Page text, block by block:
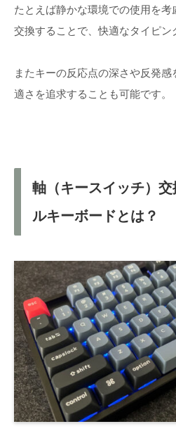
たとえば静かな環境での使用を
交換することで、快適なタイピン
またキーの反応点の深さや反発
適さを追求することも可能です。
軸（キースイッチ）
ルキーボードとは？